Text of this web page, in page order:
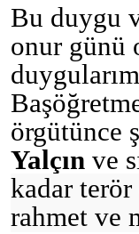
Bu duygu
onur günü
örgütünce
Yalçın ve
kadar
rahmet ve